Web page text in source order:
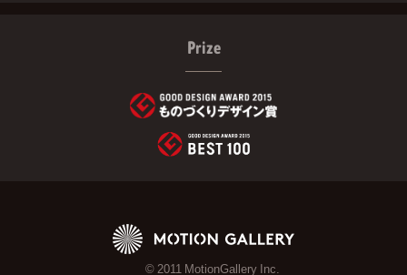
Prize
© 2011 MotionGallery Inc.